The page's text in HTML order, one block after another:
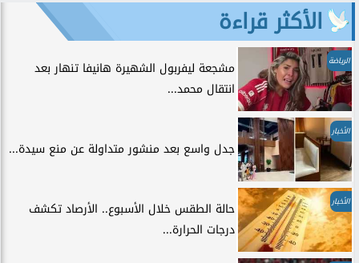
الأكثر قراءة
الرياضة
مشجعة ليفربول الشهيرة هانيفا تنهار بعد
انتقال محمد...
الأخبار
جدل واسع بعد منشور متداولة عن منع سيدة...
الأخبار
حالة الطقس خلال الأسبوع.. الأرصاد تكشف
درجات الحرارة...